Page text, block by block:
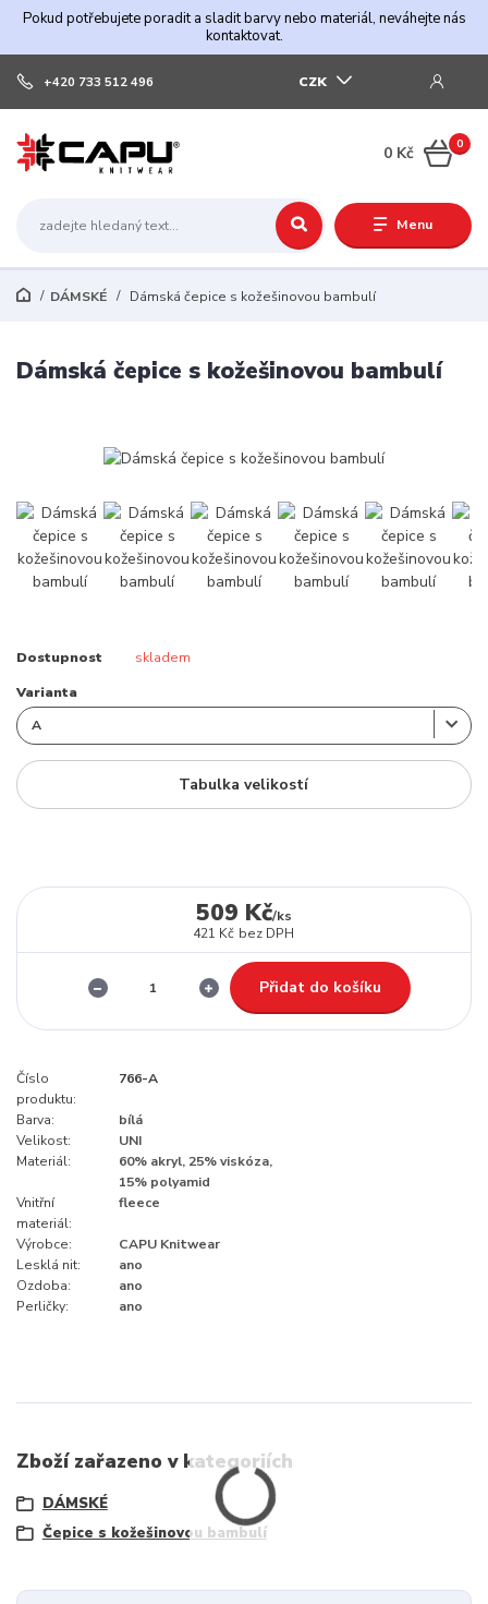
Pokud potřebujete poradit a sladit barvy nebo materiál, neváhejte nás
kontaktovat.
Menu
CZK
+420 733 512 496
0
0 Kč
DÁMSKÉ Dámská čepice s kožešinovou bambulí
Dámská čepice s kožešinovou bambulí
Dostupnost skladem
Varianta
Tabulka velikostí
509 Kč/ks
421 Kč bez DPH
Přidat do košíku
Číslo
produktu:
766-A
Barva:
bílá
Velikost:
UNI
Materiál:
60% akryl, 25% viskóza,
15% polyamid
Vnitřní
materiál:
fleece
Výrobce:
CAPU Knitwear
Lesklá nit:
ano
Ozdoba:
ano
Perličky:
ano
Zboží zařazeno v kategoriích
DÁMSKÉ
Čepice s kožešinovou bambulí